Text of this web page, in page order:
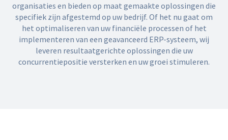
organisaties en bieden op maat gemaakte oplossingen die
specifiek zijn afgestemd op uw bedrijf. Of het nu gaat om
het optimaliseren van uw financiële processen of het
implementeren van een geavanceerd ERP-systeem, wij
leveren resultaatgerichte oplossingen die uw
concurrentiepositie versterken en uw groei stimuleren.